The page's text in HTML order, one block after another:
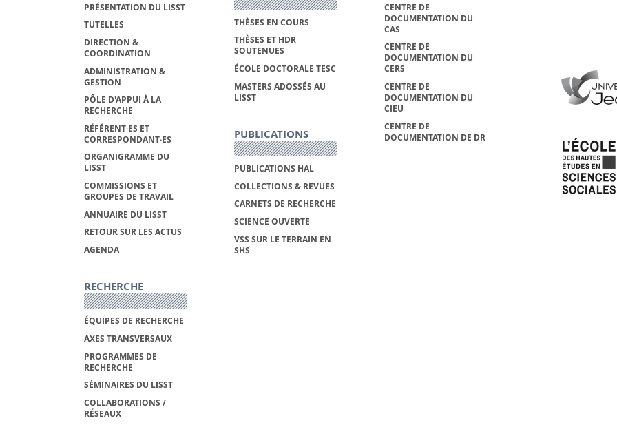
PRÉSENTATION DU LISST
TUTELLES
DIRECTION &
COORDINATION
ADMINISTRATION &
GESTION
PÔLE D'APPUI À LA
RECHERCHE
RÉFÉRENT·ES ET
CORRESPONDANT·ES
ORGANIGRAMME DU
LISST
COMMISSIONS ET
GROUPES DE TRAVAIL
ANNUAIRE DU LISST
RETOUR SUR LES ACTUS
AGENDA
RECHERCHE
ÉQUIPES DE RECHERCHE
AXES TRANSVERSAUX
PROGRAMMES DE
RECHERCHE
SÉMINAIRES DU LISST
COLLABORATIONS /
RÉSEAUX
THÈSES EN COURS
THÈSES ET HDR
SOUTENUES
ÉCOLE DOCTORALE TESC
MASTERS ADOSSÉS AU
LISST
PUBLICATIONS
PUBLICATIONS HAL
COLLECTIONS & REVUES
CARNETS DE RECHERCHE
SCIENCE OUVERTE
VSS SUR LE TERRAIN EN
SHS
CENTRE DE
DOCUMENTATION DU
CAS
CENTRE DE
DOCUMENTATION DU
CERS
CENTRE DE
DOCUMENTATION DU
CIEU
CENTRE DE
DOCUMENTATION DE DR